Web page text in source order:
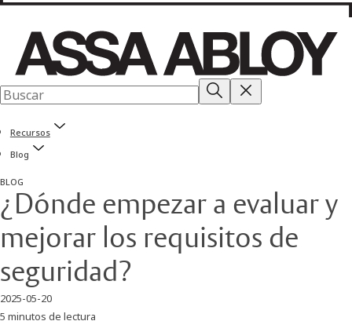
Recursos
Blog
BLOG
¿Dónde empezar a evaluar y
mejorar los requisitos de
seguridad?
2025-05-20
5 minutos de lectura